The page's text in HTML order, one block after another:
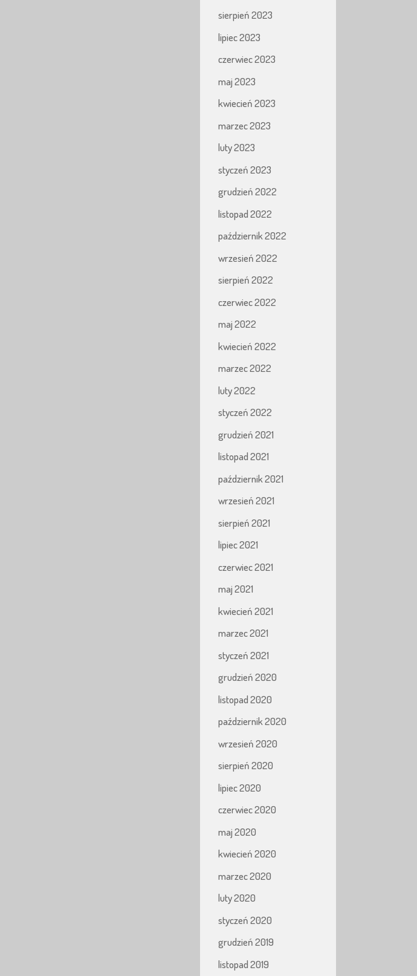
sierpień 2023
lipiec 2023
czerwiec 2023
maj 2023
kwiecień 2023
marzec 2023
luty 2023
styczeń 2023
grudzień 2022
listopad 2022
październik 2022
wrzesień 2022
sierpień 2022
czerwiec 2022
maj 2022
kwiecień 2022
marzec 2022
luty 2022
styczeń 2022
grudzień 2021
listopad 2021
październik 2021
wrzesień 2021
sierpień 2021
lipiec 2021
czerwiec 2021
maj 2021
kwiecień 2021
marzec 2021
styczeń 2021
grudzień 2020
listopad 2020
październik 2020
wrzesień 2020
sierpień 2020
lipiec 2020
czerwiec 2020
maj 2020
kwiecień 2020
marzec 2020
luty 2020
styczeń 2020
grudzień 2019
listopad 2019